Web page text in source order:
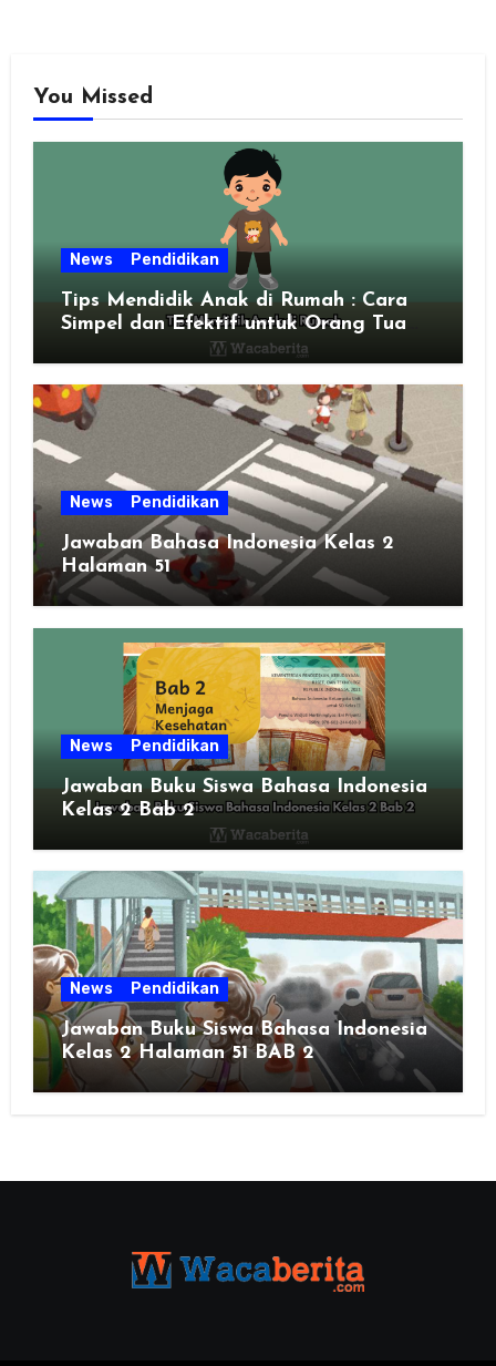
You Missed
News Pendidikan
Tips Mendidik Anak di Rumah : Cara
Simpel dan Efektif untuk Orang Tua
Zaman Sekarang
News Pendidikan
Jawaban Bahasa Indonesia Kelas 2
Halaman 51
News Pendidikan
Jawaban Buku Siswa Bahasa Indonesia
Kelas 2 Bab 2
News Pendidikan
Jawaban Buku Siswa Bahasa Indonesia
Kelas 2 Halaman 51 BAB 2